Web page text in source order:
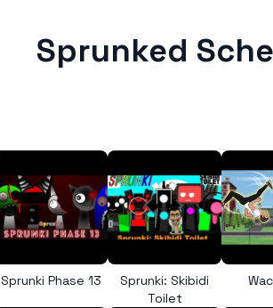
Sprunked
Sprunki Phase 13
Sprunki: Skibidi
Toilet